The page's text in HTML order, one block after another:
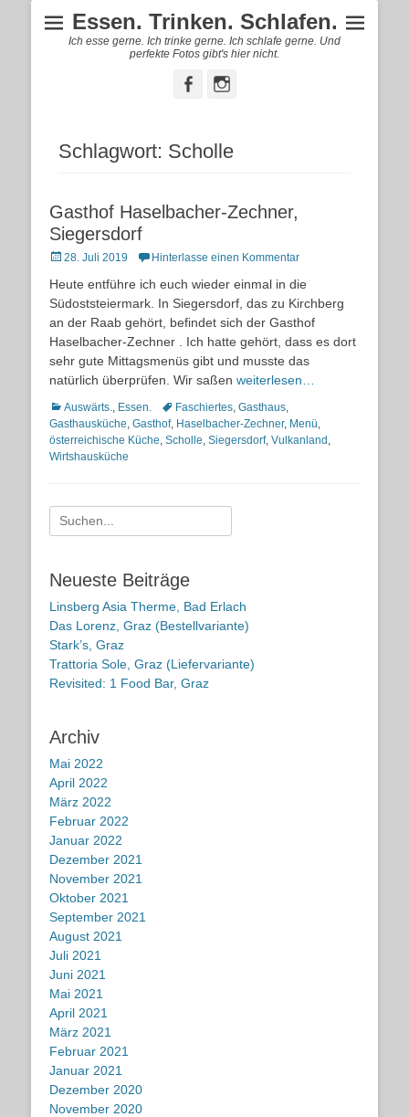
Essen. Trinken. Schlafen.
Ich esse gerne. Ich trinke gerne. Ich schlafe gerne. Und
perfekte Fotos gibt's hier nicht.
FacebookInstagram
Schlagwort: Scholle
Gasthof Haselbacher-Zechner,
Siegersdorf
Posted
28. Juli 2019 Hinterlasse einen Kommentar
Heute entführe ich euch wieder einmal in die
Südoststeiermark. In Siegersdorf, das zu Kirchberg
an der Raab gehört, befindet sich der Gasthof
Haselbacher-Zechner . Ich hatte gehört, dass es dort
sehr gute Mittagsmenüs gibt und musste das
natürlich überprüfen. Wir saßen weiterlesen…
Kategorien
Auswärts., Essen. Schlagworte
Faschiertes, Gasthaus,
Gasthausküche, Gasthof, Haselbacher-Zechner, Menü,
österreichische Küche, Scholle, Siegersdorf, Vulkanland ,
Wirtshausküche
Suche
nach:
Neueste Beiträge
Linsberg Asia Therme, Bad Erlach
Das Lorenz, Graz (Bestellvariante)
Stark’s, Graz
Trattoria Sole, Graz (Liefervariante)
Revisited: 1 Food Bar, Graz
Archiv
Mai 2022
April 2022
März 2022
Februar 2022
Januar 2022
Dezember 2021
November 2021
Oktober 2021
September 2021
August 2021
Juli 2021
Juni 2021
Mai 2021
April 2021
März 2021
Februar 2021
Januar 2021
Dezember 2020
November 2020